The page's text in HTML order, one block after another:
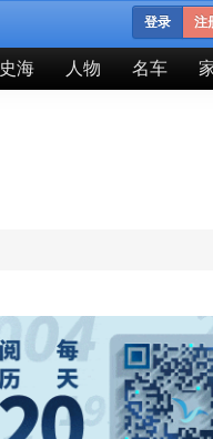
登录 注
史海 人物 名车